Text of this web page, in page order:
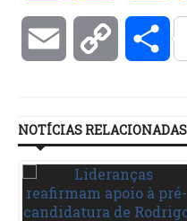
Email Copy
NOTÍCIAS RELACIONADAS